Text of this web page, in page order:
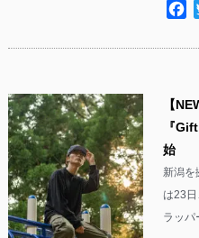
【
『
始
新潟を
は23
ラッ